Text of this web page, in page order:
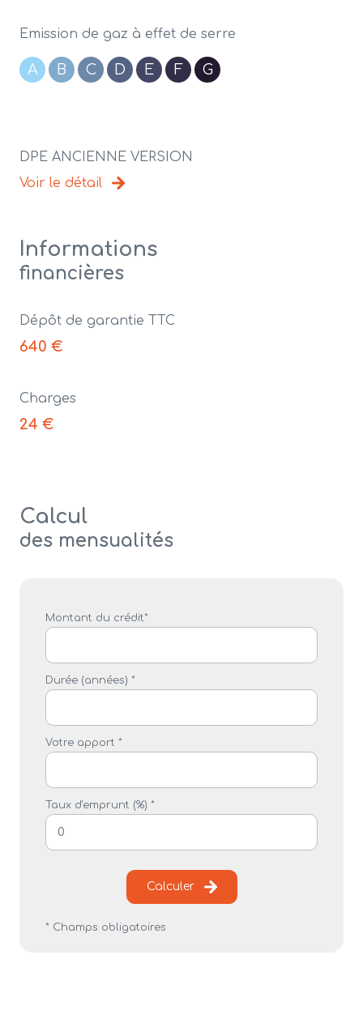
Emission de gaz à effet de serre
A B C D E F G
DPE ANCIENNE VERSION
Voir le détail
Informations
financières
Dépôt de garantie TTC
640 €
Charges
24 €
Calcul
des mensualités
Montant du crédit*
Durée (années) *
Votre apport *
Taux d'emprunt (%) *
Calculer
* Champs obligatoires